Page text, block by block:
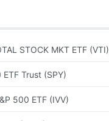
STOCK MKT ETF (VTI)
ETF Trust (SPY)
500 ETF (IVV)